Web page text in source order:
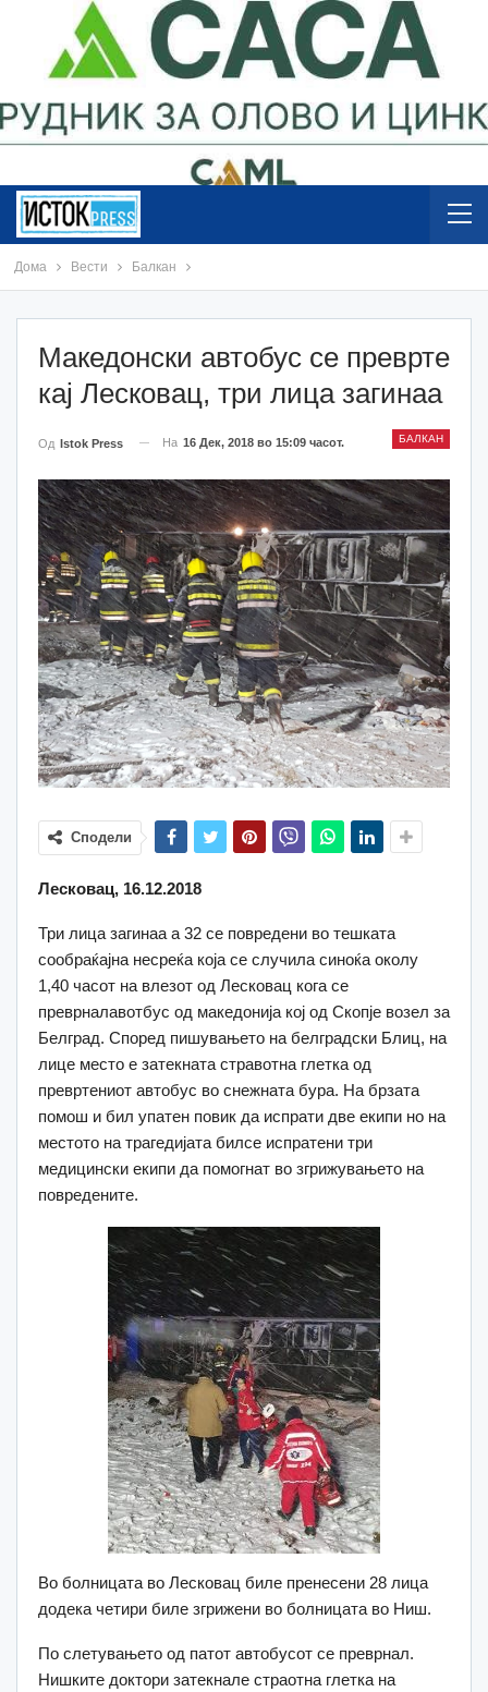
Дома Вести Балкан
Македонски автобус се преврте
кај Лесковац, три лица загинаа
БАЛКАН
Од Istok Press На 16 Дек, 2018 во 15:09 часот.
Сподели
Лесковац, 16.12.2018
Три лица загинаа а 32 се повредени во тешката
сообраќајна несреќа која се случила синоќа околу
1,40 часот на влезот од Лесковац кога се
преврналавотбус од македонија кој од Скопје возел за
Белград. Според пишувањето на белградски Блиц, на
лице место е затекната стравотна глетка од
превртениот автобус во снежната бура. На брзата
помош и бил упатен повик да испрати две екипи но на
местото на трагедијата билсе испратени три
медицински екипи да помогнат во згрижувањето на
повредените.
Во болницата во Лесковац биле пренесени 28 лица
додека четири биле згрижени во болницата во Ниш.
По слетувањето од патот автобусот се преврнал.
Нишките доктори затекнале страотна глетка на